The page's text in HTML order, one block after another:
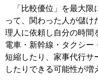
「比較優位」を最大限
って、関わった人が儲け
理人に依頼し自分の時間
電車・新幹線・タクシー
短縮したり、家事代行サ
したりできる可能性が増